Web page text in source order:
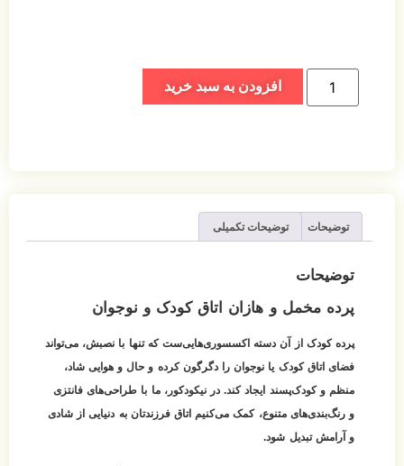
افزودن به سبد خرید
توضیحات توضیحات تکمیلی
توضیحات
پرده مخمل و هازان اتاق کودک و نوجوان
پرده کودک از آن دسته اکسسوری‌هایی‌ست که تنها با نصبش، می‌تواند
فضای اتاق کودک یا نوجوان را دگرگون کرده و حال و هوایی شاد،
منظم و کودک‌پسند ایجاد کند. در نیکودکور، ما با طراحی‌های فانتزی
و رنگ‌بندی‌های متنوع، کمک می‌کنیم اتاق فرزندتان به دنیایی از شادی
و آرامش تبدیل شود.